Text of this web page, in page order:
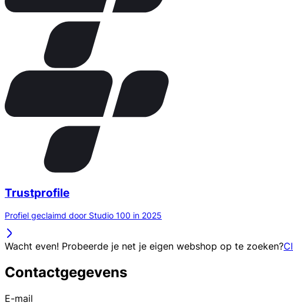
Trustprofile
Profiel geclaimd door Studio 100 in 2025
Wacht even! Probeerde je net je eigen webshop op te zoeken?
Contactgegevens
E-mail